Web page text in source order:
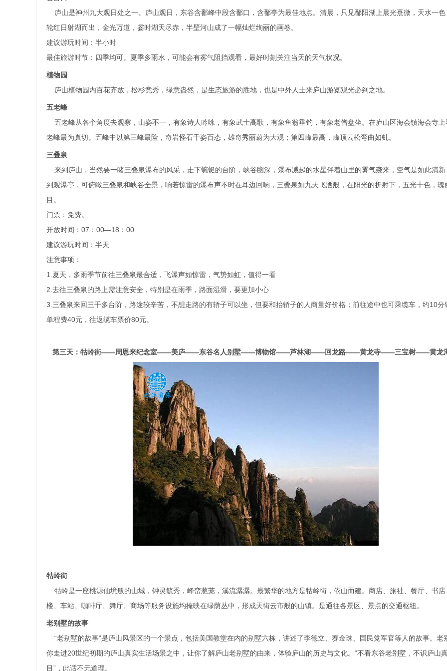
庐山是神州九大观日处之一。庐山观日，东谷含鄱峰中段含鄱口，含鄱亭为最佳地点。清晨，只见鄱阳湖上晨光熹微，天水一色
轮红日射湖而出，金光万道，霎时湖天尽赤，半壁河山成了一幅灿烂绚丽的画卷。
建议游玩时间：半小时
最佳旅游时节：四季均可。夏季多雨水，可能会有雾气阻挡观看，最好时刻关注当天的天气状况。
植物园
庐山植物园内百花齐放，松杉竞秀，绿意盎然，是生态旅游的胜地，也是中外人士来庐山游览观光必到之地。
五老峰
五老峰从各个角度去观察，山姿不一，有象诗人吟咏，有象武士高歌，有象鱼翁垂钓，有象老僧盘坐。在庐山区海会镇海会寺上
老峰最为真切。五峰中以第三峰最险，奇岩怪石千姿百态，雄奇秀丽蔚为大观；第四峰最高，峰顶云松弯曲如虬。
三叠泉
来到庐山，当然要一睹三叠泉瀑布的风采，走下蜿蜒的台阶，峡谷幽深，瀑布溅起的水星伴着山里的雾气袭来，空气是如此清新
到观瀑亭，可俯瞰三叠泉和峡谷全景，响若惊雷的瀑布声不时在耳边回响，三叠泉如九天飞洒般，在阳光的折射下，五光十色，瑰
目。
门票：免费。
开放时间：07：00—18：00
建议游玩时间：半天
注意事项：
1.夏天，多雨季节前往三叠泉最合适，飞瀑声如惊雷，气势如虹，值得一看
2.去往三叠泉的路上需注意安全，特别是在雨季，路面湿滑，要更加小心
3.三叠泉来回三千多台阶，路途较辛苦，不想走路的有轿子可以坐，但要和抬轿子的人商量好价格；前往途中也可乘缆车，约10分
单程费40元，往返缆车票价80元。
第三天：牯岭街——周恩来纪念室——美庐——东谷名人别墅——博物馆——芦林湖——回龙路——黄龙寺——三宝树——黄龙
牯岭街
牯岭是一座桃源仙境般的山城，钟灵毓秀，峰峦葱茏，溪流潺潺。最繁华的地方是牯岭街，依山而建。商店、旅社、餐厅、书店
楼、车站、咖啡厅、舞厅、商场等服务设施均掩映在绿荫丛中，形成天街云市般的山镇。是通往各景区、景点的交通枢纽。
老别墅的故事
“老别墅的故事”是庐山风景区的一个景点，包括美国教堂在内的别墅六栋，讲述了李德立、赛金珠、国民党军官等人的故事。老
你走进20世纪初期的庐山真实生活场景之中，让你了解庐山老别墅的由来，体验庐山的历史与文化。“不看东谷老别墅，不识庐山
目”，此话不无道理。